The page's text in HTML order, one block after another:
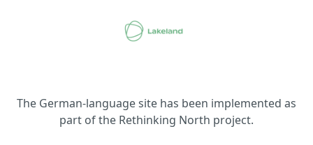
The German-language site has been implemented as
part of the Rethinking North project.